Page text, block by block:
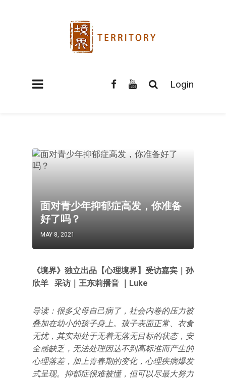
Login
面对青少年抑郁症高发，你准备
好了吗？
MAY 8, 2021
《境界》独立出品【心理境界】受访嘉宾｜孙
欣羊 采访｜王东莉播音 ｜Luke
导读：很多父母自己病了，社会内卷的压力被
叠加在幼小的孩子身上。孩子表面正常、衣食
无忧，其实却处于无着无落无目标的状态，安
全感缺乏，无法处理因达不到高标准而产生的
心理落差，加上青春期的变化，心理疾病爆发
式呈现。抑郁症很难被懂，但可以尽最大努力